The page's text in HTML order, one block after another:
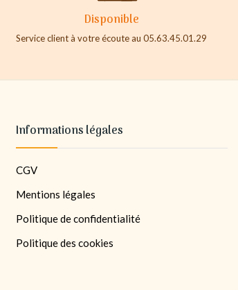
Disponible
Service client à votre écoute au 05.63.45.01.29
Informations légales
CGV
Mentions légales
Politique de confidentialité
Politique des cookies